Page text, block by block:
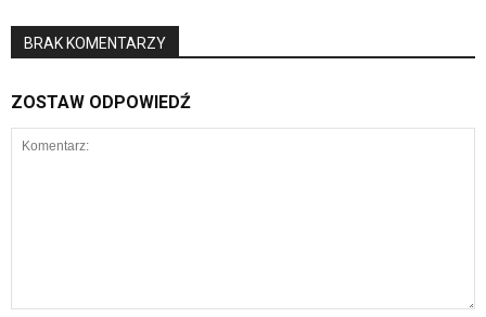
BRAK KOMENTARZY
ZOSTAW ODPOWIEDŹ